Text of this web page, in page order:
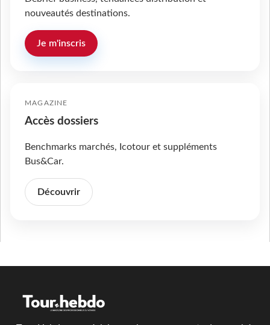
nouveautés destinations.
Je m'inscris
MAGAZINE
Accès dossiers
Benchmarks marchés, Icotour et suppléments
Bus&Car.
Découvrir